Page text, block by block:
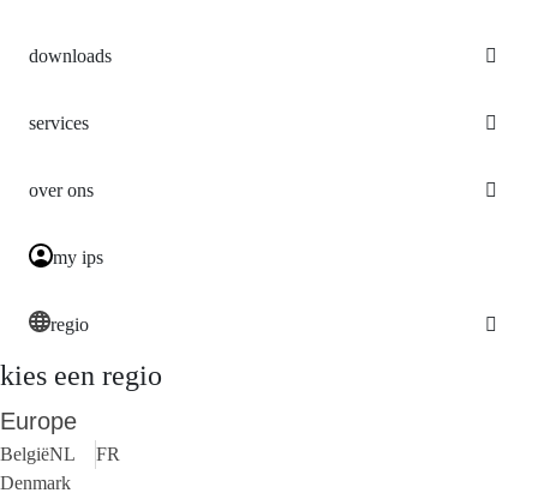
downloads
services
over ons
my ips
regio
kies een regio
Europe
BelgiëNL
FR
Denmark